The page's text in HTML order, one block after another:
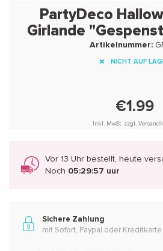
PartyDeco
Girlande
Artikelnummer:
NICHT AUF
€1.99
Inkl. MwSt. zzgl.
Vor 13 Uhr bestellt, heute
Noch 05:29:57 uur
Sichere Zahlung
mit Sofort, Paypal oder Kreditkarte